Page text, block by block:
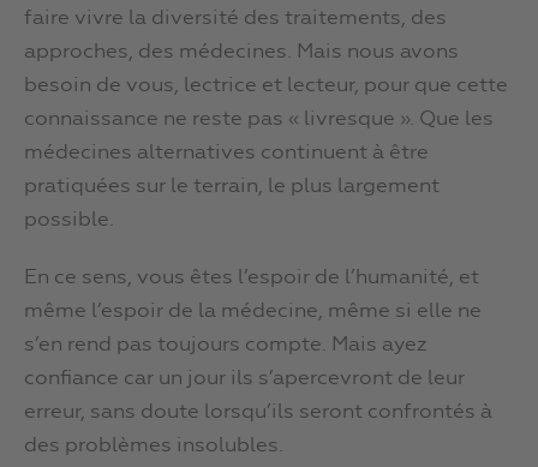
faire vivre la diversité des traitements, des
approches, des médecines. Mais nous avons
besoin de vous, lectrice et lecteur, pour que cette
connaissance ne reste pas « livresque ». Que les
médecines alternatives continuent à être
pratiquées sur le terrain, le plus largement
possible.
En ce sens, vous êtes l’espoir de l’humanité, et
même l’espoir de la médecine, même si elle ne
s’en rend pas toujours compte. Mais ayez
confiance car un jour ils s’apercevront de leur
erreur, sans doute lorsqu’ils seront confrontés à
des problèmes insolubles.